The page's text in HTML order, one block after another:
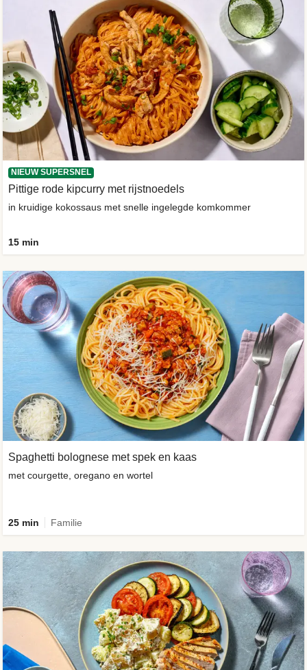
NIEUW SUPERSNEL
Pittige rode kipcurry met rijstnoedels
in kruidige kokossaus met snelle ingelegde komkommer
15 min
Spaghetti bolognese met spek en kaas
met courgette, oregano en wortel
25 min Familie